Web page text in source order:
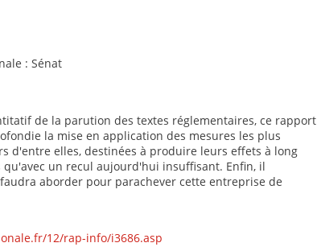
: Sénat
de la parution des textes réglementaires, ce rapport
la mise en application des mesures les plus
d'entre elles, destinées à produire leurs effets à long
un recul aujourd'hui insuffisant. Enfin, il
aborder pour parachever cette entreprise de
12/rap-info/i3686.asp